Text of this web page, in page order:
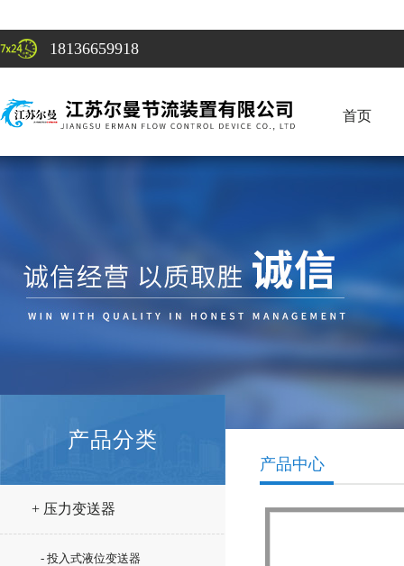
18136659918
首页
产品分类
+ 压力变送器
- 投入式液位变送器
产品中心